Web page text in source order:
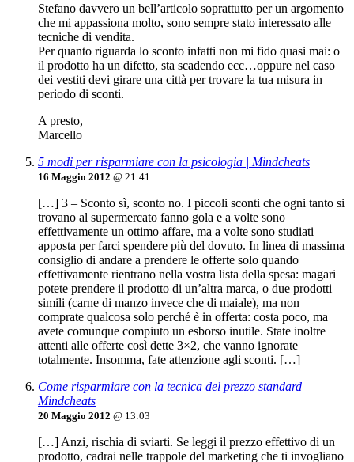
Stefano davvero un bell’articolo soprattutto per un argomento
che mi appassiona molto, sono sempre stato interessato alle
tecniche di vendita.
Per quanto riguarda lo sconto infatti non mi fido quasi mai: o
il prodotto ha un difetto, sta scadendo ecc…oppure nel caso
dei vestiti devi girare una città per trovare la tua misura in
periodo di sconti.
A presto,
Marcello
5 modi per risparmiare con la psicologia | Mindcheats
16 Maggio 2012 @ 21:41
[…] 3 – Sconto sì, sconto no. I piccoli sconti che ogni tanto si
trovano al supermercato fanno gola e a volte sono
effettivamente un ottimo affare, ma a volte sono studiati
apposta per farci spendere più del dovuto. In linea di massima
consiglio di andare a prendere le offerte solo quando
effettivamente rientrano nella vostra lista della spesa: magari
potete prendere il prodotto di un’altra marca, o due prodotti
simili (carne di manzo invece che di maiale), ma non
comprate qualcosa solo perché è in offerta: costa poco, ma
avete comunque compiuto un esborso inutile. State inoltre
attenti alle offerte così dette 3×2, che vanno ignorate
totalmente. Insomma, fate attenzione agli sconti. […]
Come risparmiare con la tecnica del prezzo standard |
Mindcheats
20 Maggio 2012 @ 13:03
[…] Anzi, rischia di sviarti. Se leggi il prezzo effettivo di un
prodotto, cadrai nelle trappole del marketing che ti invogliano